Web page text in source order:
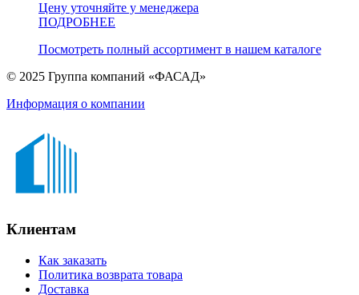
Цену уточняйте у менеджера
ПОДРОБНЕЕ
Посмотреть полный ассортимент в нашем каталоге
© 2025 Группа компаний «ФАСАД»
Информация о компании
Клиентам
Как заказать
Политика возврата товара
Доставка